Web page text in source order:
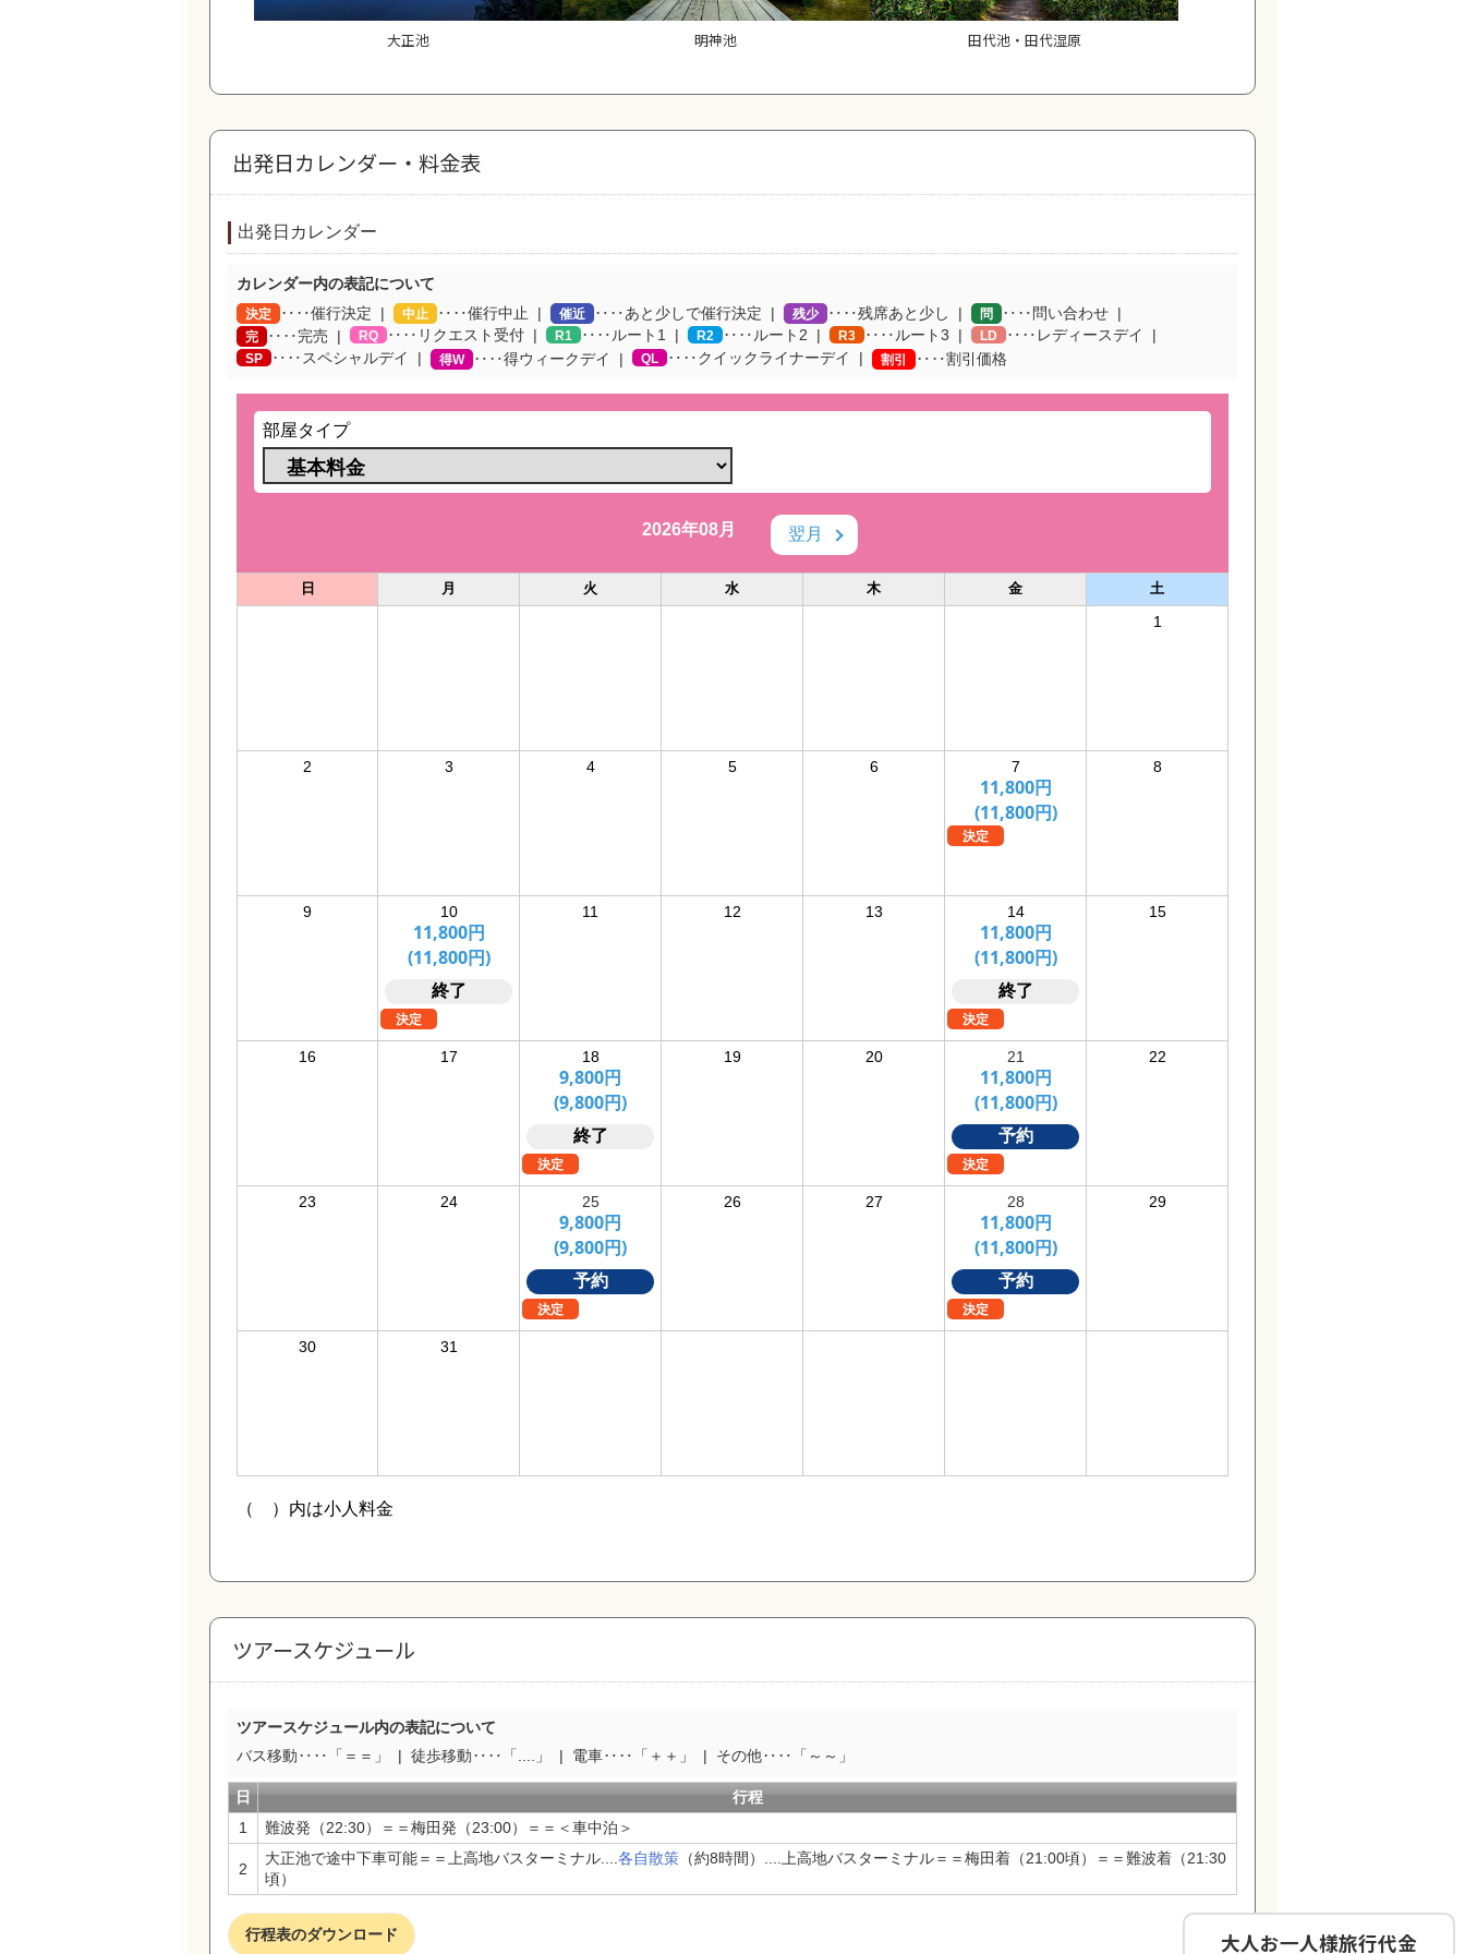
大人お一人様旅行代金
大正池 明神池 田代池・田代湿原
出発日カレンダー・料金表
出発日カレンダー
カレンダー内の表記について
決定 ‥‥催行決定 中止 ‥‥催行中止 催近 ‥‥あと少しで催行決定 残少 ‥‥残席あと少し 問 ‥‥問い合わせ
完 ‥‥完売 RQ ‥‥リクエスト受付 R1 ‥‥ルート1 R2 ‥‥ルート2 R3 ‥‥ルート3 LD ‥‥レディースデイ
SP ‥‥スペシャルデイ 得W ‥‥得ウィークデイ QL ‥‥クイックライナーデイ 割引 ‥‥割引価格
ツアースケジュール
ツアースケジュール内の表記について
バス移動‥‥「＝＝」 徒歩移動‥‥「....」 電車‥‥「＋＋」 その他‥‥「～～」
日
行程
1
難波発（22:30）＝＝梅田発（23:00）＝＝＜車中泊＞
2
大正池で途中下車可能＝＝上高地バスターミナル....各自散策 （約8時間）....上高地バスターミナル＝＝梅田着（21:00頃）＝＝難波着（21:30
頃）
行程表のダウンロード